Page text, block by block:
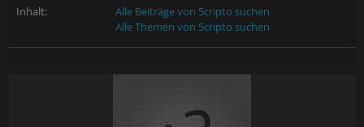
Inhalt:
Alle Beiträge von 5cripto suchen
Alle Themen von 5cripto suchen